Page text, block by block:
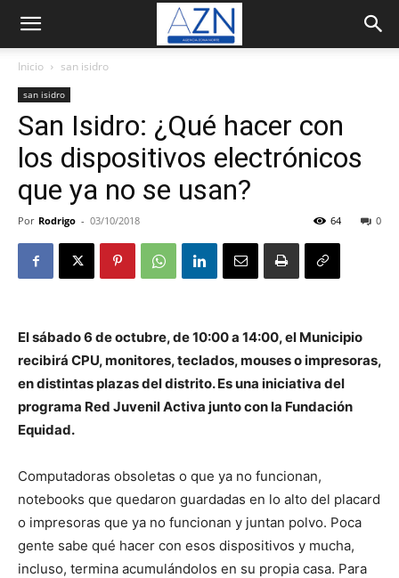
Inicio san isidro
san isidro
San Isidro: ¿Qué hacer con
los dispositivos electrónicos
que ya no se usan?
Por Rodrigo - 03/10/2018 0
64
El sábado 6 de octubre, de 10:00 a 14:00, el Municipio
recibirá CPU, monitores, teclados, mouses o impresoras,
en distintas plazas del distrito. Es una iniciativa del
programa Red Juvenil Activa junto con la Fundación
Equidad.
Computadoras obsoletas o que ya no funcionan,
notebooks que quedaron guardadas en lo alto del placard
o impresoras que ya no funcionan y juntan polvo. Poca
gente sabe qué hacer con esos dispositivos y mucha,
incluso, termina acumulándolos en su propia casa. Para